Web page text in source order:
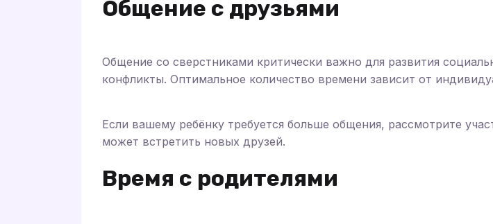
Общение с друзьями
Общение со сверстниками критически важно для развития
конфликты. Оптимальное количество времени зависит от
Если вашему ребёнку требуется больше общения, рассмотрите
может встретить новых друзей.
Время с родителями